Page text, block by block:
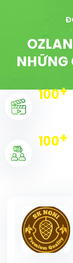
NHỮNG
100+
100+